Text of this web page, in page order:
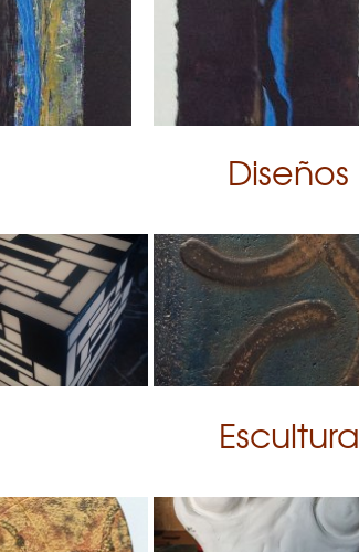
Diseños
Escultura